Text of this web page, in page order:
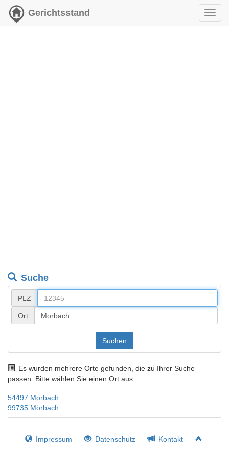
Gerichtsstand
Suche
PLZ
Ort
Suchen
Es wurden mehrere Orte gefunden, die zu Ihrer Suche
passen. Bitte wählen Sie einen Ort aus:
54497 Morbach
99735 Mörbach
Impressum Datenschutz Kontakt